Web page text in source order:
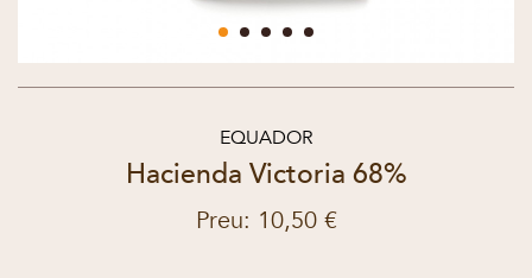
EQUADOR
Hacienda Victoria 68%
Preu: 10,50 €